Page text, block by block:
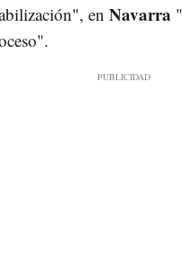
en Navarra